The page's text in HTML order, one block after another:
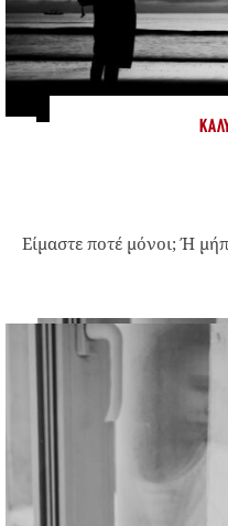
Είμαστε ποτέ μόνοι; Ή